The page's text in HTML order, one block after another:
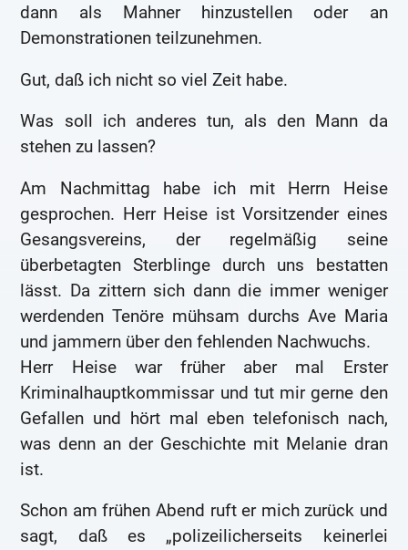
dann als Mahner hinzustellen oder an
Demonstrationen teilzunehmen.
Gut, daß ich nicht so viel Zeit habe.
Was soll ich anderes tun, als den Mann da
stehen zu lassen?
Am Nachmittag habe ich mit Herrn Heise
gesprochen. Herr Heise ist Vorsitzender eines
Gesangsvereins, der regelmäßig seine
überbetagten Sterblinge durch uns bestatten
lässt. Da zittern sich dann die immer weniger
werdenden Tenöre mühsam durchs Ave Maria
und jammern über den fehlenden Nachwuchs.
Herr Heise war früher aber mal Erster
Kriminalhauptkommissar und tut mir gerne den
Gefallen und hört mal eben telefonisch nach,
was denn an der Geschichte mit Melanie dran
ist.
Schon am frühen Abend ruft er mich zurück und
sagt, daß es „polizeilicherseits keinerlei